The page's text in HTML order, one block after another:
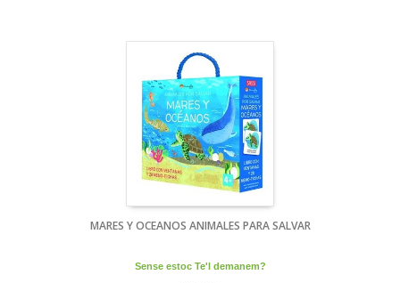
MARES Y OCEANOS ANIMALES PARA SALVAR
Sense estoc Te'l demanem?